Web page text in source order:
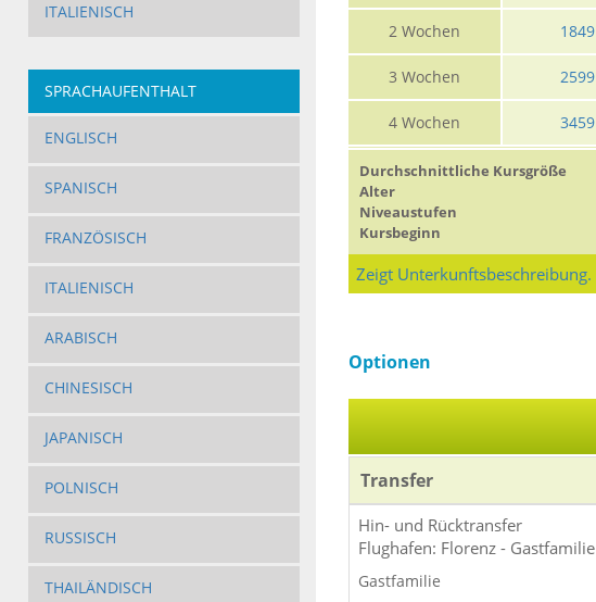
ITALIENISCH
SPRACHAUFENTHALT
ERWACHSENE
ENGLISCH
SPANISCH
FRANZÖSISCH
ITALIENISCH
ARABISCH
CHINESISCH
JAPANISCH
POLNISCH
RUSSISCH
THAILÄNDISCH
2 Wochen 1849
3 Wochen 2599
4 Wochen 3459
Durchschnittliche Kursgröße
Alter
Niveaustufen
Kursbeginn
Zeigt Unterkunftsbeschreibung.
Optionen
Transfer
Hin- und Rücktransfer
Flughafen: Florenz - Gastfamilie
Gastfamilie